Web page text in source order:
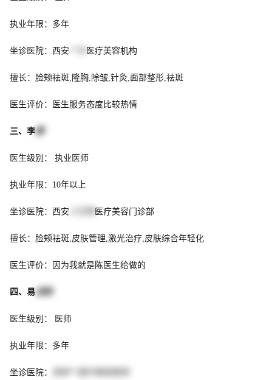
执业年限：多年
坐诊医院：西安 医疗美容机构
擅长：脸颊祛斑,隆胸,除皱,针灸,面部整形,祛斑
医生评价：医生服务态度比较热情
三、李娜
医生级别： 执业医师
执业年限：10年以上
坐诊医院：西安 医疗美容门诊部
擅长：脸颊祛斑,皮肤管理,激光治疗,皮肤综合年轻化
医生评价：因为我就是陈医生给做的
四、易
医生级别： 医师
执业年限：多年
坐诊医院：